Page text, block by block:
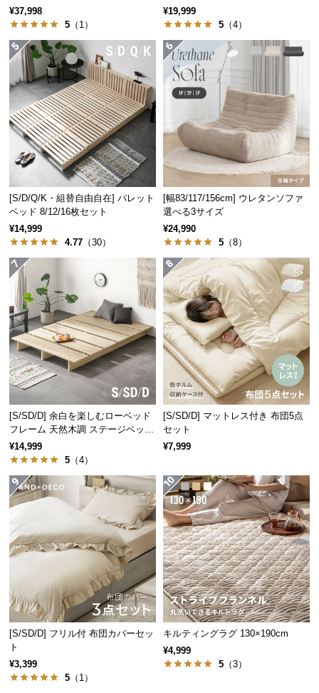
員
規
約
に
つ
い
て
お
お
知
ら
せ
企
業
¥37,998
5 （1）
¥19,999
5 （4）
[S/D/Q/K・組替自由自在] パレット
ベッド 8/12/16枚セット
¥14,999
4.77 （30）
[幅83/117/156cm] ウレタンソファ
選べる3サイズ
¥24,990
5 （8）
[S/SD/D] 余白を楽しむローベッド
フレーム 天然木調 ステージベッド
ロボット掃除機対応
¥14,999
5 （4）
[S/SD/D] マットレス付き 布団5点
セット
¥7,999
[S/SD/D] フリル付 布団カバーセッ
ト
¥3,399
5 （1）
キルティングラグ 130×190cm
¥4,999
5 （3）